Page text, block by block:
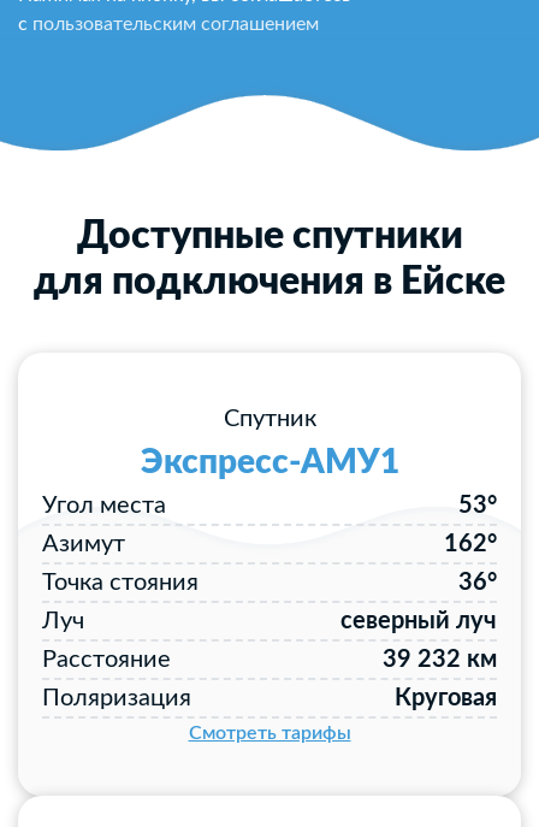
с пользовательским соглашением
Доступные спутники
для подключения в Ейске
Спутник
Экспресс-АМУ1
Угол места
53°
Азимут
162°
Точка стояния
36°
Луч
северный луч
Расстояние
39 232 км
Поляризация
Круговая
Смотреть тарифы